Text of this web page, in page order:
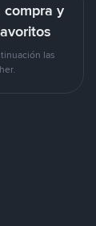
compra y
las